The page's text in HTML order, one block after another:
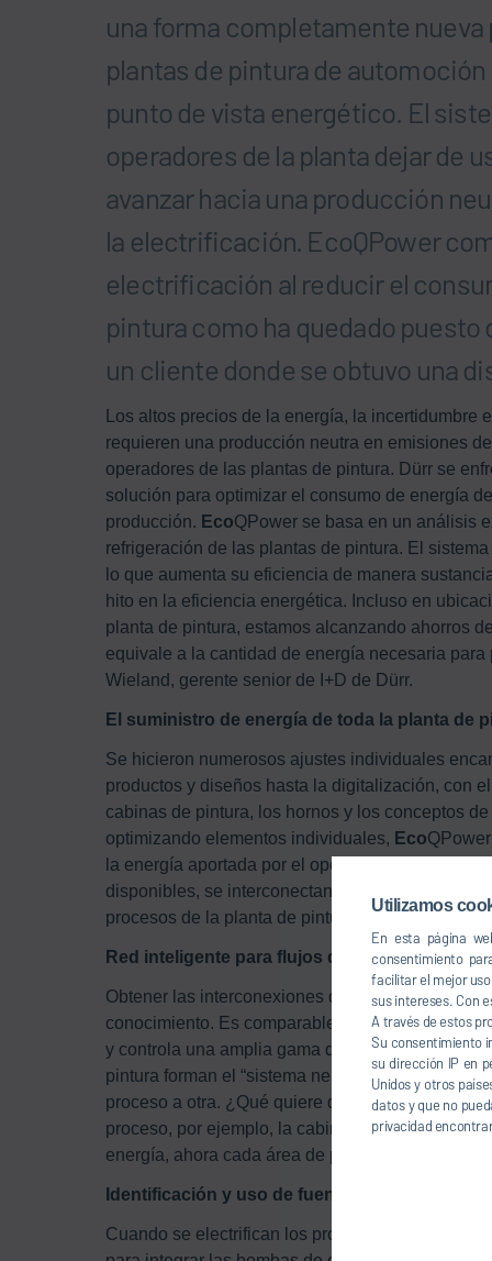
Utilizamos
En esta página
consentimiento
facilitar el mejor
sus intereses. Con
A través de estos
Su consentimiento
su dirección IP en
Unidos y otros
datos y que no
privacidad
una forma completamente nueva
plantas de pintura de
punto de vista energético. El
operadores de la planta dejar de
avanzar hacia una producción
la electrificación. EcoQPower
electrificación al reducir el
pintura como ha quedado
un cliente donde se obtuvo una
Los altos precios de la energía, la
requieren una producción neutra en emisiones
operadores de las plantas de pintura. Dürr se
solución para optimizar el consumo de energía
producción. EcoQPower se basa en un análisis
refrigeración de las plantas de pintura. El
lo que aumenta su eficiencia de manera
hito en la eficiencia energética. Incluso en
planta de pintura, estamos alcanzando ahorros
equivale a la cantidad de energía necesaria
Wieland, gerente senior de I+D de Dürr.
El suministro de energía de toda la planta de
Se hicieron numerosos ajustes individuales
productos y diseños hasta la digitalización, con
cabinas de pintura, los hornos y los conceptos
optimizando elementos individuales, Eco
la energía aportada por el operador de la planta.
disponibles, se interconectan los flujos de
procesos de la planta de pintura.
Red inteligente para flujos de energía
Obtener las interconexiones de red adecuadas
conocimiento. Es comparable al sistema
y controla una amplia gama de mecanismos.
pintura forman el “sistema nervioso”, que
proceso a otra. ¿Qué quiere decir esto? En
proceso, por ejemplo, la cabina de pintura, el
energía, ahora cada área de proceso solo
Identificación y uso de fuentes de calor
Cuando se electrifican los procesos, el nivel de